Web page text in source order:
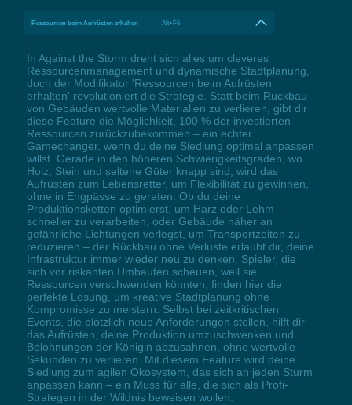
Ressourcen beim Aufrüsten erhalten Alt+F6
In Against the Storm dreht sich alles um cleveres
Ressourcenmanagement und dynamische Stadtplanung,
doch der Modifikator 'Ressourcen beim Aufrüsten
erhalten' revolutioniert die Strategie. Statt beim Rückbau
von Gebäuden wertvolle Materialien zu verlieren, gibt dir
diese Feature die Möglichkeit, 100 % der investierten
Ressourcen zurückzubekommen – ein echter
Gamechanger, wenn du deine Siedlung optimal anpassen
willst. Gerade in den höheren Schwierigkeitsgraden, wo
Holz, Stein und seltene Güter knapp sind, wird das
Aufrüsten zum Lebensretter, um Flexibilität zu gewinnen,
ohne in Engpässe zu geraten. Ob du deine
Produktionsketten optimierst, um Harz oder Lehm
schneller zu verarbeiten, oder Gebäude näher an
gefährliche Lichtungen verlegst, um Transportzeiten zu
reduzieren – der Rückbau ohne Verluste erlaubt dir, deine
Infrastruktur immer wieder neu zu denken. Spieler, die
sich vor riskanten Umbauten scheuen, weil sie
Ressourcen verschwenden könnten, finden hier die
perfekte Lösung, um kreative Stadtplanung ohne
Kompromisse zu meistern. Selbst bei zeitkritischen
Events, die plötzlich neue Anforderungen stellen, hilft dir
das Aufrüsten, deine Produktion umzuschwenken und
Belohnungen der Königin abzusahnen, ohne wertvolle
Sekunden zu verlieren. Mit diesem Feature wird deine
Siedlung zum agilen Ökosystem, das sich an jeden Sturm
anpassen kann – ein Muss für alle, die sich als Profi-
Strategen in der Wildnis beweisen wollen.